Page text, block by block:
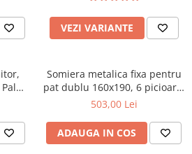
VEZI VARIANTE
Somiera metalica fixa pentru
pat dublu 160x190, 6 picioare,
30 lamele lemn fag, benzi
negru
503,00 Lei
ADAUGA IN COS